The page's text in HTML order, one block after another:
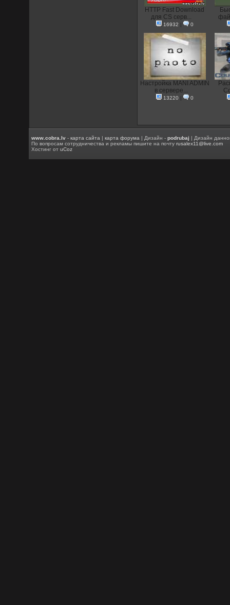
HTTP Fast Download
для CS серв...
16932 | 0
Настройка MANI ADMIN
в сервере...
13220 | 0
www.cobra.lv -карта сайта |карта форума | Дизайн -podrubaj | Дизайн
По вопросам сотрудничества и рекламы пишите на почтуrusalex11@live.com
Хостинг отuCoz